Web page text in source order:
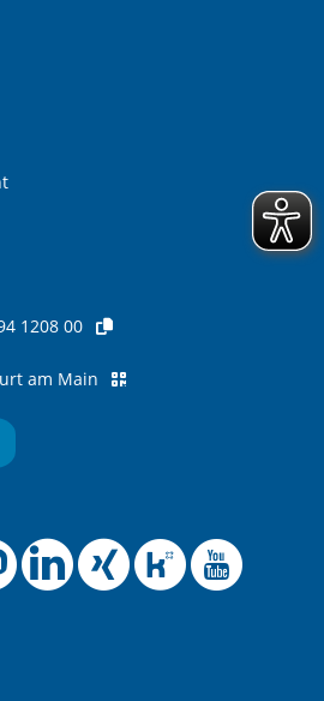
Folie anzeigen
Verifizierung
Schutz der Daten sind sind in
1208 00
am Main
Offizielle
Offizielle